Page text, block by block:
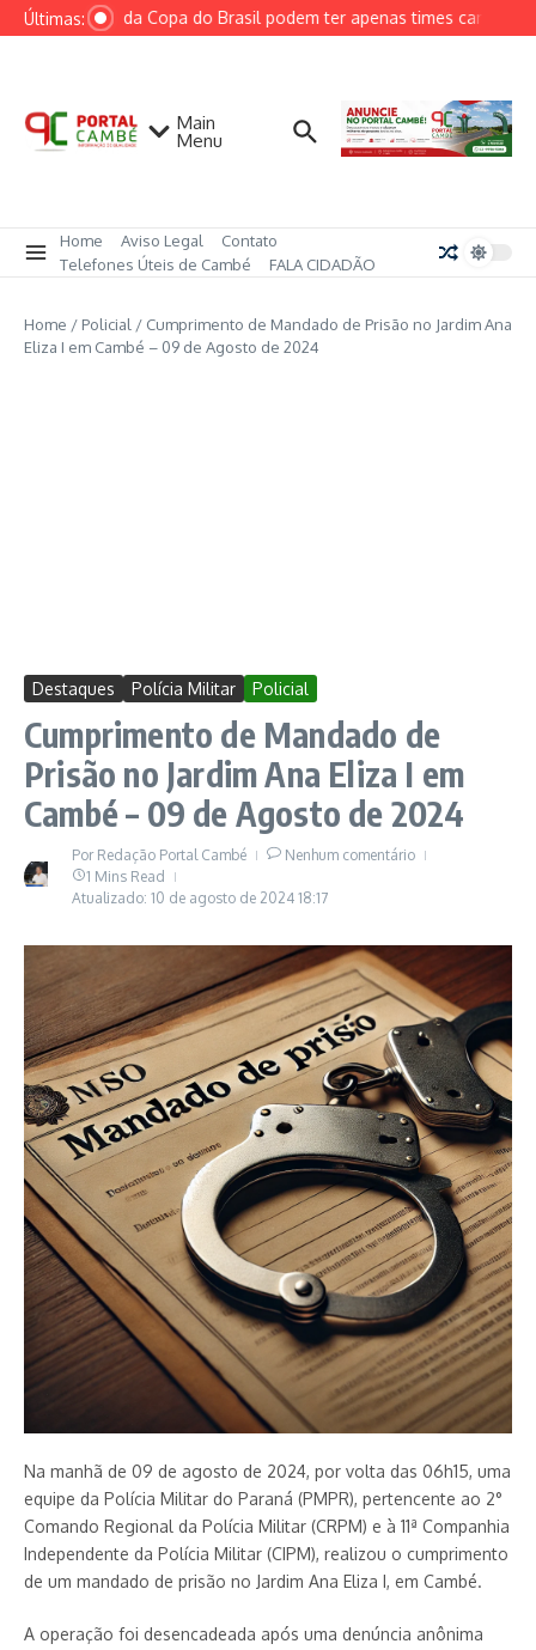
Ir para o conteúdo
Últimas:
Quartas da Copa do Brasil podem ter apenas times campeões
Main
Menu
Home Aviso Legal
Contato
Telefones Úteis de Cambé
FALA CIDADÃO
Home / Policial / Cumprimento de Mandado de Prisão no Jardim Ana
Eliza I em Cambé – 09 de Agosto de 2024
Destaques Polícia Militar Policial
Cumprimento de Mandado de
Prisão no Jardim Ana Eliza I em
Cambé – 09 de Agosto de 2024
Por Redação Portal Cambé
Nenhum comentário
1 Mins Read
Atualizado: 10 de agosto de 2024 18:17
Na manhã de 09 de agosto de 2024, por volta das 06h15, uma
equipe da Polícia Militar do Paraná (PMPR), pertencente ao 2°
Comando Regional da Polícia Militar (CRPM) e à 11ª Companhia
Independente da Polícia Militar (CIPM), realizou o cumprimento
de um mandado de prisão no Jardim Ana Eliza I, em Cambé.
A operação foi desencadeada após uma denúncia anônima